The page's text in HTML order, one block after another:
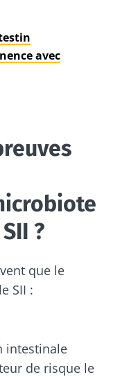
avec
?
que le
SII :
intestinale
de risque le